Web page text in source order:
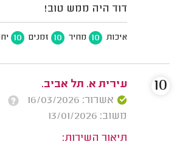
דוד היה ממש טוב!
איכות 10 מחיר 10 זמנים 10
עירית א. תל אביב.
אשרור: 16/03/2026
משוב: 13/01/2026
תיאור השירות:
10